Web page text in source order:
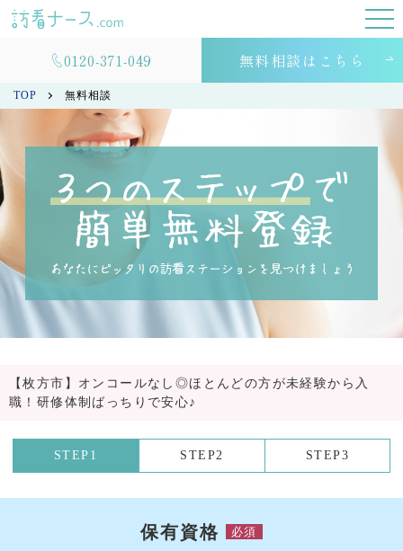
0120-371-049 無料相談はこちら
TOP 無料相談
【枚方市】オンコールなし◎ほとんどの方が未経験から入
職！研修体制ばっちりで安心♪
STEP1 STEP2 STEP3
保有資格 必須